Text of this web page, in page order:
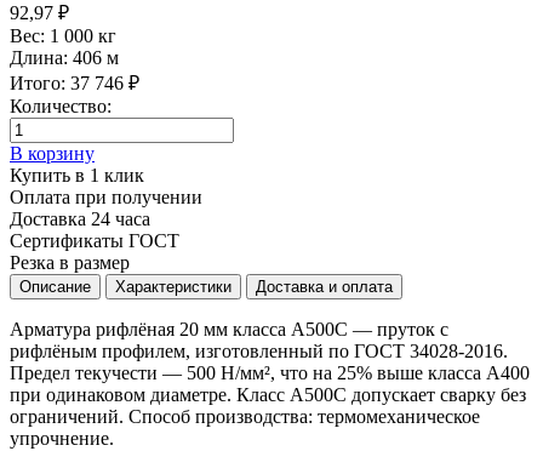
92,97 ₽
Вес: 1 000 кг
Длина: 406 м
Итого: 37 746 ₽
Количество:
В корзину
Купить в 1 клик
Оплата при получении
Доставка 24 часа
Сертификаты ГОСТ
Резка в размер
Описание Характеристики Доставка и оплата
Арматура рифлёная 20 мм класса А500С — пруток с
рифлёным профилем, изготовленный по ГОСТ 34028-2016.
Предел текучести — 500 Н/мм², что на 25% выше класса А400
при одинаковом диаметре. Класс А500С допускает сварку без
ограничений. Способ производства: термомеханическое
упрочнение.